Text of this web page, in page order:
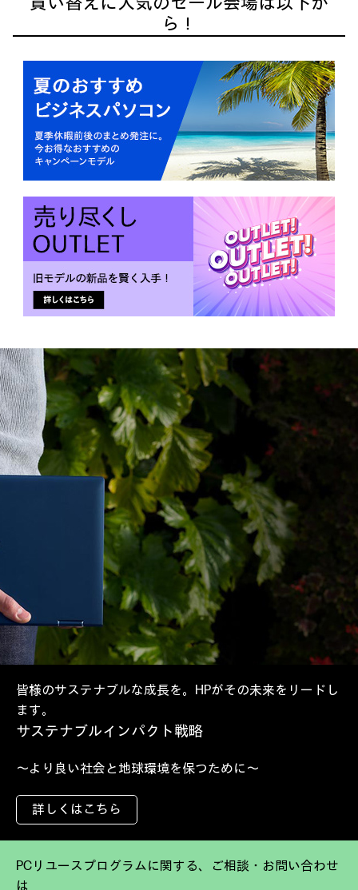
ら！
皆様のサステナブルな成長を。HPがその未来をリードし
ます。
サステナブルインパクト戦略
～より良い社会と地球環境を保つために～
詳しくはこちら
PCリユースプログラムに関する、ご相談・お問い合わせ
は